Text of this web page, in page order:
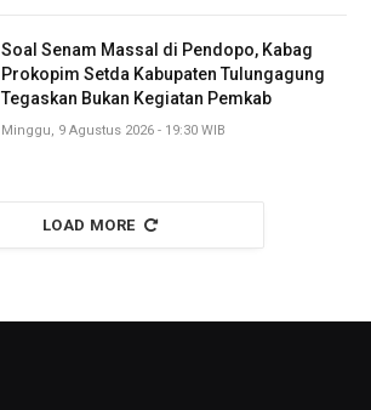
Soal Senam Massal di Pendopo, Kabag
Prokopim Setda Kabupaten Tulungagung
Tegaskan Bukan Kegiatan Pemkab
Minggu, 9 Agustus 2026 - 19:30 WIB
LOAD MORE